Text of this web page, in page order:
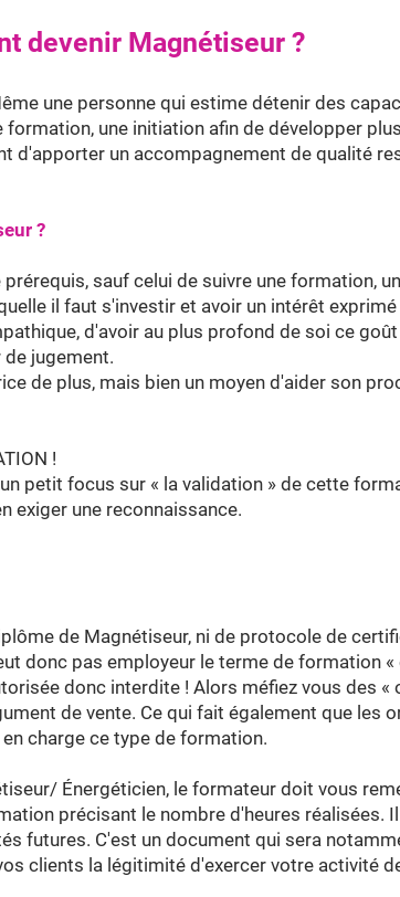
devenir Magnétiseur ?
une personne qui estime détenir des
formation, une initiation afin de développer
d'apporter un accompagnement de qualité
?
sauf celui de suivre une formation,
il faut s'investir et avoir un intérêt
d'avoir au plus profond de soi ce
jugement.
de plus, mais bien un moyen d'aider son
!
petit focus sur « la validation » de cette
exiger une reconnaissance.
de Magnétiseur, ni de protocole de
donc pas employeur le terme de formation
donc interdite ! Alors méfiez vous des «
de vente. Ce qui fait également que les
charge ce type de formation.
Énergéticien, le formateur doit vous
précisant le nombre d'heures réalisées.
futures. C'est un document qui sera
clients la légitimité d'exercer votre activité